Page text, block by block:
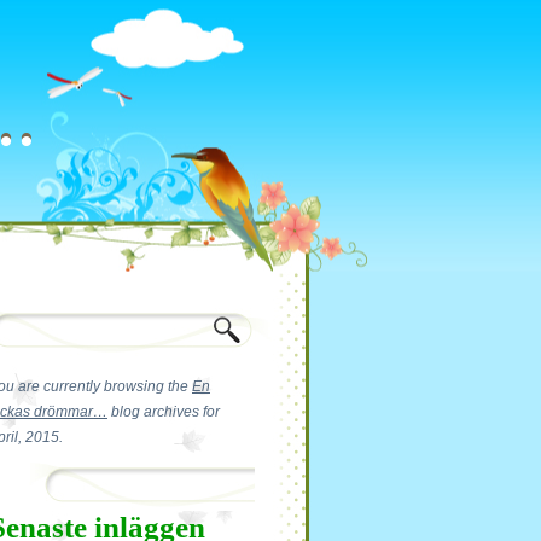
are currently browsing the En
drömmar… blog archives for
2015.
inläggen